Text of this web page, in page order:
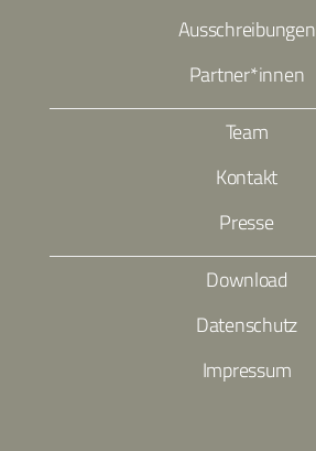
Ausschreibungen
Partner*innen
Team
Kontakt
Presse
Download
Datenschutz
Impressum